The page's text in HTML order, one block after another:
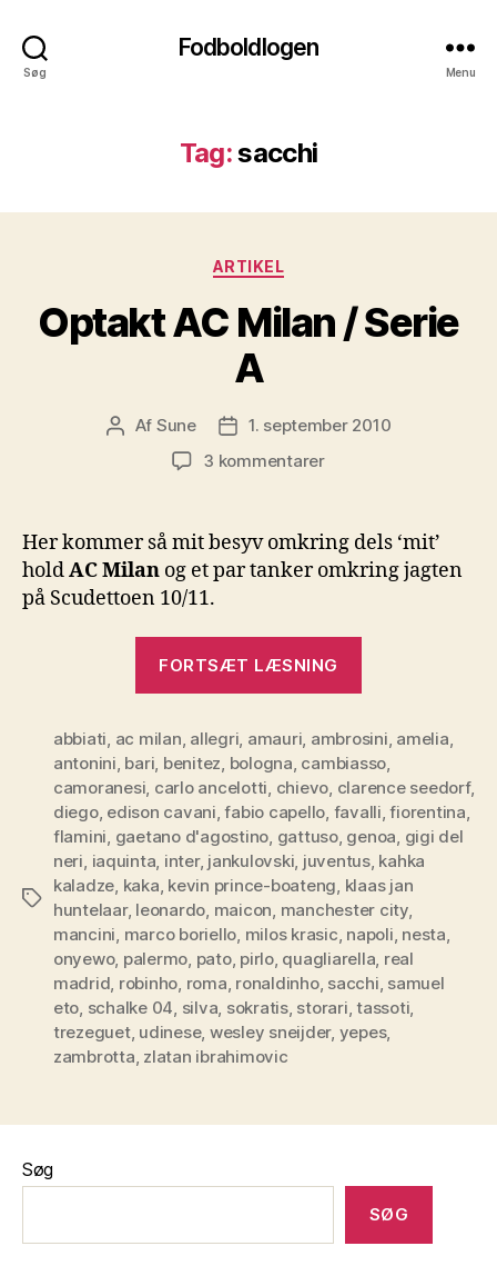
Søg
Fodboldlogen
Menu
Tag:sacchi
Kategorier
ARTIKEL
Optakt AC Milan / Serie
A
Indlægsforfatter
Af Sune Indlægsdato
1. september 2010
3 kommentarertil
Milan
Serie
Her kommer så mit besyv omkring dels ‘mit’
holdAC Milan og et par tanker omkring jagten
på Scudettoen 10/11.
FORTSÆT LÆSNING
/
Serie
A”
Tags
abbiati, ac milan, allegri, amauri, ambrosini, amelia,
antonini, bari, benitez, bologna, cambiasso,
camoranesi, carlo ancelotti, chievo, clarence seedorf,
diego, edison cavani,fabio capello, favalli,fiorentina,
flamini, gaetano d'agostino, gattuso, genoa, gigi del
neri, iaquinta, inter, jankulovski, juventus, kahka
kaladze, kaka, kevin prince-boateng, klaas jan
huntelaar, leonardo, maicon, manchester city,
mancini, marco boriello, milos krasic, napoli, nesta,
onyewo, palermo, pato, pirlo, quagliarella, real
madrid, robinho, roma, ronaldinho, sacchi, samuel
eto, schalke 04, silva, sokratis, storari,tassoti,
trezeguet, udinese, wesley sneijder, yepes,
zambrotta, zlatan ibrahimovic
Søg
SØG